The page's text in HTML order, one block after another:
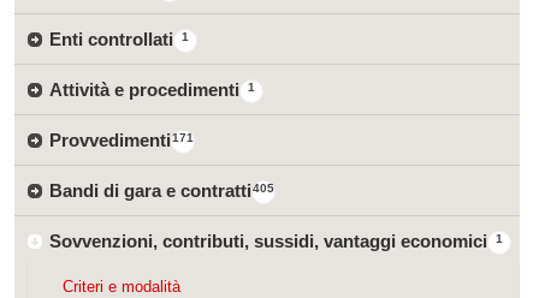
1
Enti controllati
1
Attività e procedimenti
171
Provvedimenti
405
Bandi di gara e contratti
1
Sovvenzioni, contributi, sussidi, vantaggi economici
Criteri e modalità